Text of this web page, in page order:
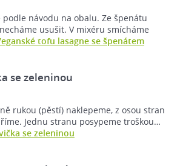
návodu na obalu. Ze špenátu
usušit. V mixéru smícháme
tofu lasagne se špenátem
se zeleninou
rukou (pěstí) naklepeme, z osou stran
Jednu stranu posypeme troškou…
se zeleninou